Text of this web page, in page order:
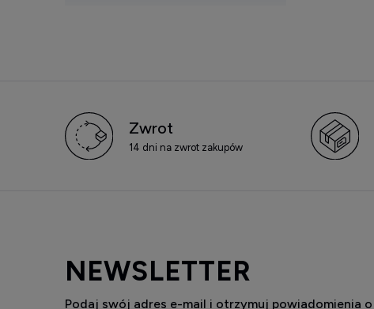
Zwrot
14 dni na zwrot zakupów
NEWSLETTER
Podaj swój adres e-mail i otrzymuj powiadomienia o